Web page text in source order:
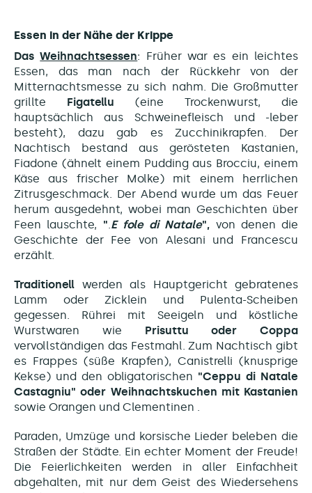
Essen in der Nähe der Krippe
DasWeihnachtsessen: Früher war es ein leichtes
Essen, das man nach der Rückkehr von der
Mitternachtsmesse zu sich nahm. Die Großmutter
grillte Figatellu
(eine Trockenwurst, die
hauptsächlich aus Schweinefleisch und -leber
besteht), dazu gab es Zucchinikrapfen. Der
Nachtisch bestand aus gerösteten Kastanien,
Fiadone (ähnelt einem Pudding aus Brocciu, einem
Käse aus frischer Molke) mit einem herrlichen
Zitrusgeschmack. Der Abend wurde um das Feuer
herum ausgedehnt, wobei man Geschichten über
Feen lauschte, ".E fole di Natale", von denen die
Geschichte der Fee von Alesani und Francescu
erzählt.
Traditionell werden als Hauptgericht gebratenes
Lamm oder Zicklein und Pulenta-Scheiben
gegessen. Rührei mit Seeigeln und köstliche
Wurstwaren wie Prisuttu oder Coppa
vervollständigen das Festmahl. Zum Nachtisch gibt
es Frappes (süße Krapfen), Canistrelli (knusprige
Kekse) und den obligatorischen "Ceppu di Natale
Castagniu" oder Weihnachtskuchen mit Kastanien
sowie Orangen und Clementinen .
Paraden, Umzüge und korsische Lieder beleben die
Straßen der Städte. Ein echter Moment der Freude!
Die Feierlichkeiten werden in aller Einfachheit
abgehalten, mit nur dem Geist des Wiedersehens